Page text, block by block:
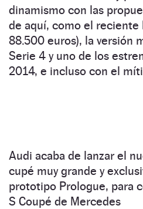
dinamismo con las
de aquí, como el reciente
88.500 euros), la versión
Serie 4 y uno de los
2014, e incluso con el
Audi acaba de lanzar el
cupé muy grande y
prototipo Prologue, para
S Coupé de Mercedes